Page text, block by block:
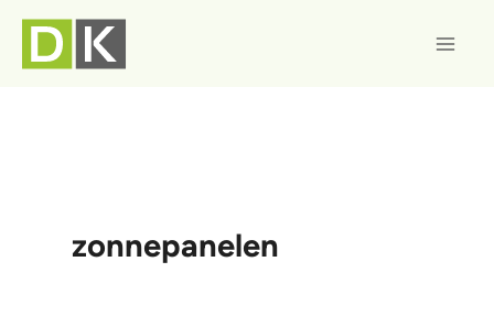
naar
zonnepanelen